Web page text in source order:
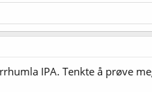
IPA. Tenkte å prøve